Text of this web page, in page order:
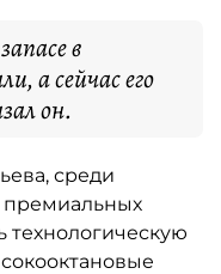
в
а сейчас его
он.
среди
премиальных
технологическую